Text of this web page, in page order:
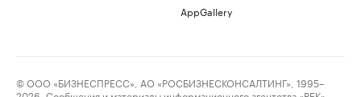
AppGallery
© ООО «БИЗНЕСПРЕСС», АО «РОСБИЗНЕСКОНСАЛТИНГ», 1995–